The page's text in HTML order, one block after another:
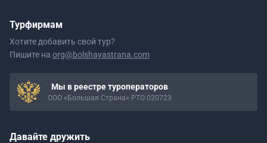
Турфирмам
Хотите добавить свой тур?
Пишите на org@bolshayastrana.com
Мы в реестре туроператоров
ООО «Большая Страна» РТО 020723
Давайте дружить